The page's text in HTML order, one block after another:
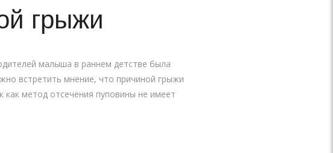
грыжи
малыша в раннем детстве была
встретить мнение, что причиной грыжи
как метод отсечения пуповины не имеет